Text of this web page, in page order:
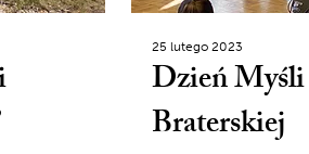
25 lutego 2023
Dzień Myśli
Braterskiej